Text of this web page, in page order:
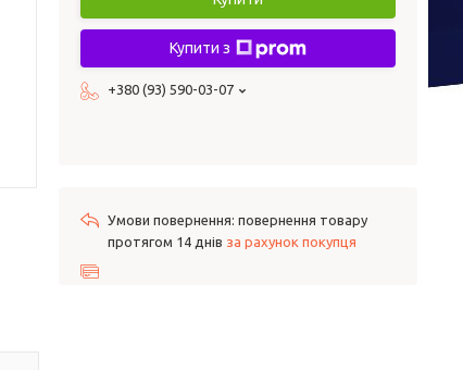
Купити з
+380 (93) 590-03-07
повернення товару
протягом 14 днів за рахунок покупця